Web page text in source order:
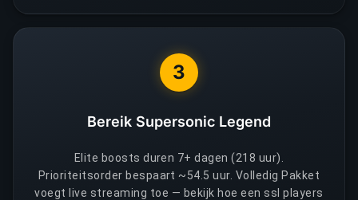
3
Bereik Supersonic Legend
Elite boosts duren 7+ dagen (218 uur).
Prioriteitsorder bespaart ~54.5 uur. Volledig Pakket
voegt live streaming toe — bekijk hoe een ssl players